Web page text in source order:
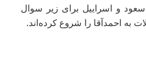
و اسراییل برای زیر سوال
به احمدآقا را شروع کرده‌اند.